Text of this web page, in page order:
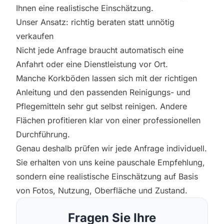
Ihnen eine realistische Einschätzung.
Unser Ansatz: richtig beraten statt unnötig
verkaufen
Nicht jede Anfrage braucht automatisch eine
Anfahrt oder eine Dienstleistung vor Ort.
Manche Korkböden lassen sich mit der richtigen
Anleitung und den passenden Reinigungs- und
Pflegemitteln sehr gut selbst reinigen. Andere
Flächen profitieren klar von einer professionellen
Durchführung.
Genau deshalb prüfen wir jede Anfrage individuell.
Sie erhalten von uns keine pauschale Empfehlung,
sondern eine realistische Einschätzung auf Basis
von Fotos, Nutzung, Oberfläche und Zustand.
Fragen Sie Ihre